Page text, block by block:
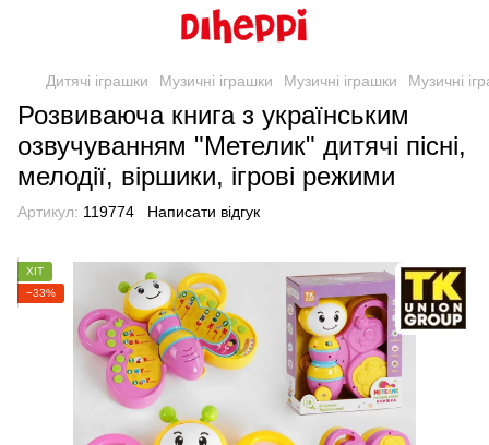
Дитячі іграшки Музичні іграшки Музичні іграшки Музичні
Розвиваюча книга з українським
озвучуванням "Метелик" дитячі пісні,
мелодії, віршики, ігрові режими
Артикул: 119774 Написати відгук
ХІТ
−33%